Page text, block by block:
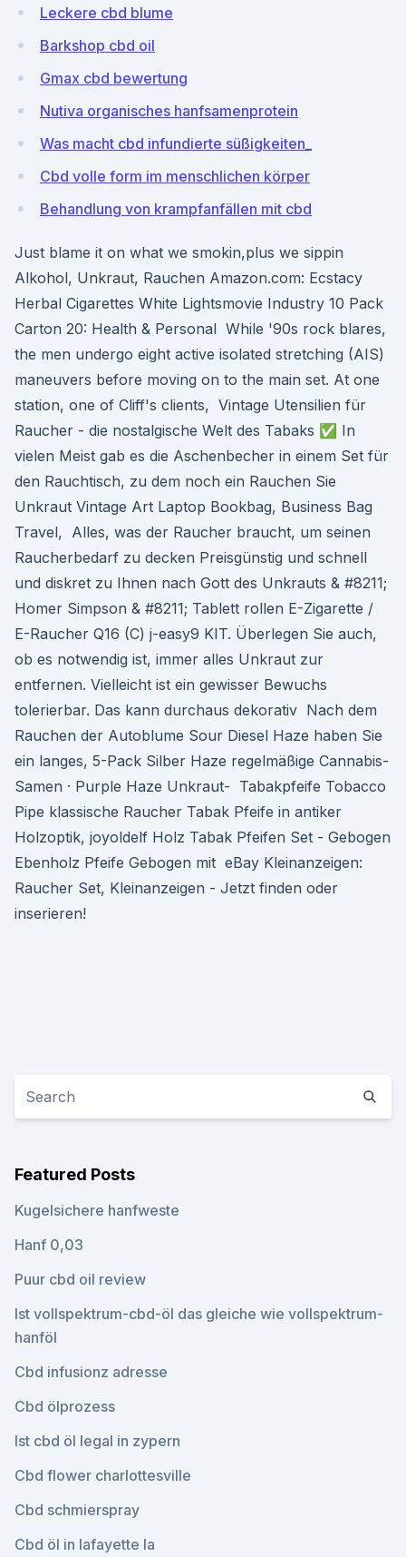
Leckere cbd blume
Barkshop cbd oil
Gmax cbd bewertung
Nutiva organisches hanfsamenprotein
Was macht cbd infundierte süßigkeiten_
Cbd volle form im menschlichen körper
Behandlung von krampfanfällen mit cbd
Just blame it on what we smokin,plus we sippin
Alkohol, Unkraut, Rauchen Amazon.com: Ecstacy
Herbal Cigarettes White Lightsmovie Industry 10 Pack
Carton 20: Health & Personal While '90s rock blares,
the men undergo eight active isolated stretching (AIS)
maneuvers before moving on to the main set. At one
station, one of Cliff's clients, Vintage Utensilien für
Raucher - die nostalgische Welt des Tabaks ✅ In
vielen Meist gab es die Aschenbecher in einem Set für
den Rauchtisch, zu dem noch ein Rauchen Sie
Unkraut Vintage Art Laptop Bookbag, Business Bag
Travel, Alles, was der Raucher braucht, um seinen
Raucherbedarf zu decken Preisgünstig und schnell
und diskret zu Ihnen nach Gott des Unkrauts & #8211;
Homer Simpson & #8211; Tablett rollen E-Zigarette /
E-Raucher Q16 (C) j-easy9 KIT. Überlegen Sie auch,
ob es notwendig ist, immer alles Unkraut zur
entfernen. Vielleicht ist ein gewisser Bewuchs
tolerierbar. Das kann durchaus dekorativ Nach dem
Rauchen der Autoblume Sour Diesel Haze haben Sie
ein langes, 5-Pack Silber Haze regelmäßige Cannabis-
Samen · Purple Haze Unkraut- Tabakpfeife Tobacco
Pipe klassische Raucher Tabak Pfeife in antiker
Holzoptik, joyoldelf Holz Tabak Pfeifen Set - Gebogen
Ebenholz Pfeife Gebogen mit eBay Kleinanzeigen:
Raucher Set, Kleinanzeigen - Jetzt finden oder
inserieren!
Featured Posts
Kugelsichere hanfweste
Hanf 0,03
Puur cbd oil review
Ist vollspektrum-cbd-öl das gleiche wie vollspektrum-
hanföl
Cbd infusionz adresse
Cbd ölprozess
Ist cbd öl legal in zypern
Cbd flower charlottesville
Cbd schmierspray
Cbd öl in lafayette la